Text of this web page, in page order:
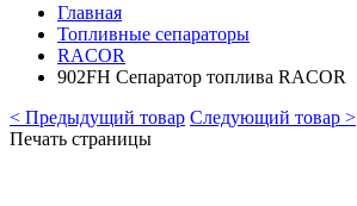
Главная
Топливные сепараторы
RACOR
902FH Сепаратор топлива RACOR
< Предыдущий товар Следующий товар >
Печать страницы